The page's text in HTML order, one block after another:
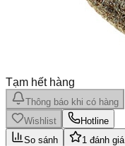
Tạm hết hàng
Thông báo khi có hàng
Wishlist
Hotline
So sánh
1 đánh giá